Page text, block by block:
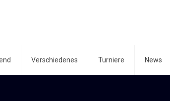
Verschiedenes Turniere News